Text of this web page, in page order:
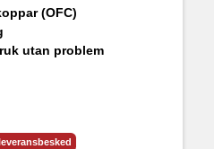
(OFC)
utan problem